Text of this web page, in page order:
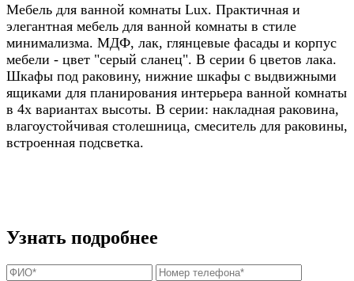
Мебель для ванной комнаты Lux. Практичная и
элегантная мебель для ванной комнаты в стиле
минимализма. МДФ, лак, глянцевые фасады и корпус
мебели - цвет "серый сланец". В серии 6 цветов лака.
Шкафы под раковину, нижние шкафы с выдвижными
ящиками для планирования интерьера ванной комнаты
в 4х вариантах высоты. В серии: накладная раковина,
влагоустойчивая столешница, смеситель для раковины,
встроенная подсветка.
Узнать подробнее